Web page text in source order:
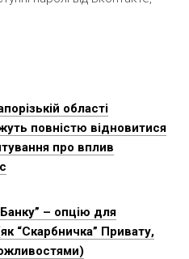
області
повністю відновитися
про вплив
– опцію для
“Скарбничка” Привату,